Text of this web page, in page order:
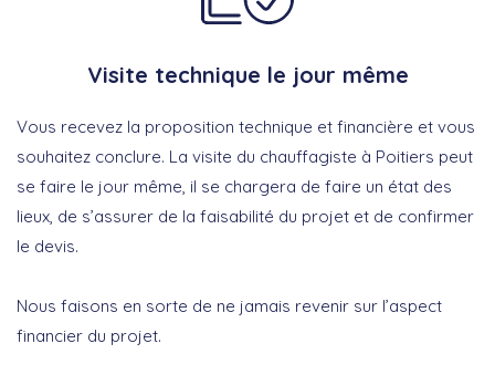
Visite technique le jour même
Vous recevez la proposition technique et financière et vous
souhaitez conclure. La visite du chauffagiste à Poitiers peut
se faire le jour même, il se chargera de faire un état des
lieux, de s’assurer de la faisabilité du projet et de confirmer
le devis.
Nous faisons en sorte de ne jamais revenir sur l’aspect
financier du projet.